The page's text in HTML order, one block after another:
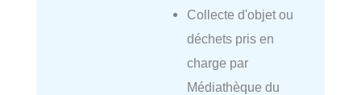
Collecte d'objet ou
déchets pris en
charge par
Médiathèque du